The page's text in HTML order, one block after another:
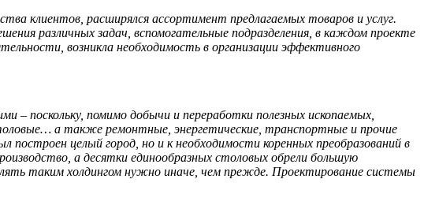
клиентов, расширялся ассортимент предлагаемых товаров и услуг.
различных задач, вспомогательные подразделения, в каждом проекте
возникла необходимость в организации эффективного
– поскольку, помимо добычи и переработки полезных ископаемых,
а также ремонтные, энергетические, транспортные и прочие
построен целый город, но и к необходимости коренных преобразований в
а десятки единообразных столовых обрели большую
таким холдингом нужно иначе, чем прежде. Проектирование системы